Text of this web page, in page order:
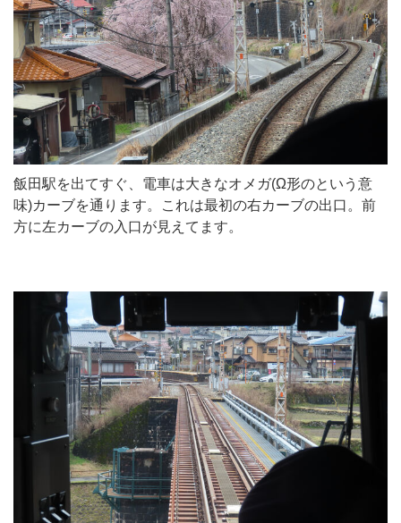
飯田駅を出てすぐ、電車は大きなオメガ(Ω形のという意
味)カーブを通ります。これは最初の右カーブの出口。前
方に左カーブの入口が見えてます。